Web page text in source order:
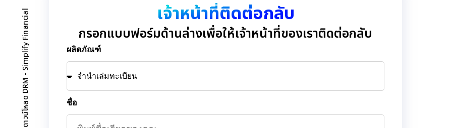
ดาวน์โหลด DRM - Simplify Financial เจ้าหน้าที่ติดต่อกลับ
กรอกแบบฟอร์มด้านล่างเพื่อให้เจ้าหน้าที่ของเราติดต่อกลับ
ผลิตภัณฑ์
ชื่อ